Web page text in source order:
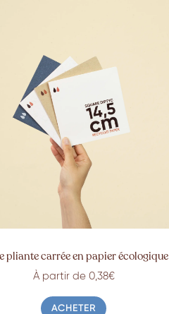
pliante carrée en papier écologique
À partir de 0,38€
ACHETER